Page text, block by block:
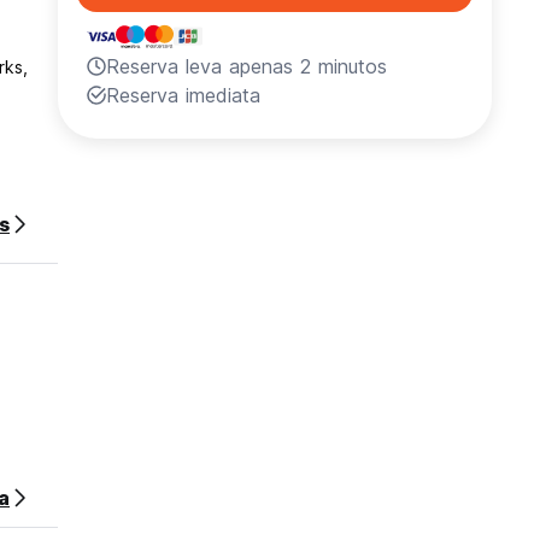
Reserva leva apenas 2 minutos
Reserva imediata